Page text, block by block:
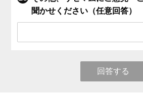
聞かせください（任意回答）
回答する